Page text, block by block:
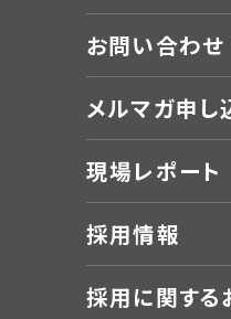
お問い合わせ
メルマガ申し
現場レポート
採用情報
採用に関する